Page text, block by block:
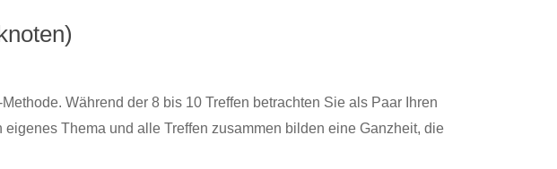
Während der 8 bis 10 Treffen betrachten Sie als Paar Ihren
Thema und alle Treffen zusammen bilden eine Ganzheit, die